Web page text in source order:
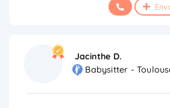
Jacinthe D.
Babysitter -